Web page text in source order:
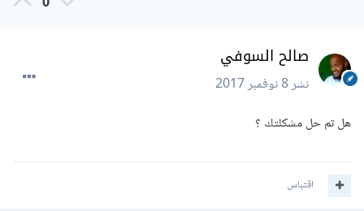
صالح السوفي
نشر8 نوفمبر 2017
هل تم حل مشكلتك ؟
اقتباس